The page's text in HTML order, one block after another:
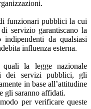
funzionari pubblici la cui
servizio garantiscano la
da qualsiasi
influenza esterna.
la legge nazionale
dei servizi pubblici, gli
in base all’attitudine
gli saranno affidati.
per verificare queste